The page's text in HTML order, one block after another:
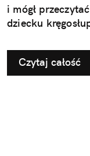
i mógł
dziecku
Czytaj całość